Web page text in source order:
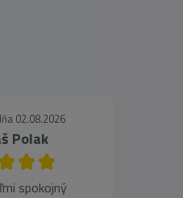
02.08.2026
Polak
spokojný